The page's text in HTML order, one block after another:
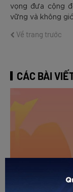
vọng đưa cộng
vững và không
Về trang trước
CÁC BÀI